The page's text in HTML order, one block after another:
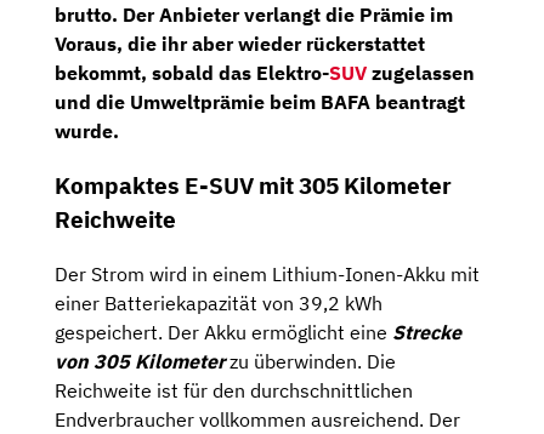
brutto. Der Anbieter verlangt die Prämie im
Voraus, die ihr aber wieder rückerstattet
bekommt, sobald das Elektro-SUV zugelassen
und die Umweltprämie beim BAFA beantragt
wurde.
Kompaktes E-SUV mit 305 Kilometer
Reichweite
Der Strom wird in einem Lithium-Ionen-Akku mit
einer Batteriekapazität von 39,2 kWh
gespeichert. Der Akku ermöglicht eine Strecke
von 305 Kilometerzu überwinden. Die
Reichweite ist für den durchschnittlichen
Endverbraucher vollkommen ausreichend. Der